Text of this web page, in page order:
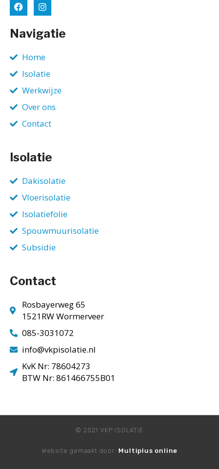
Navigatie
Home
Isolatie
Werkwijze
Over ons
Contact
Isolatie
Dakisolatie
Vloerisolatie
Isolatiefolie
Spouwmuurisolatie
Subsidie
Contact
Rosbayerweg 65
1521RW Wormerveer
085-3031072
info@vkpisolatie.nl
KvK Nr: 78604273
BTW Nr: 861466755B01
© 2021 VKP ISOLATIE
Website gemaakt door: Multiplus online